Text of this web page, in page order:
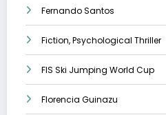
Fernando Santos
Fiction, Psychological Thriller
FIS Ski Jumping World Cup
Florencia Guinazu